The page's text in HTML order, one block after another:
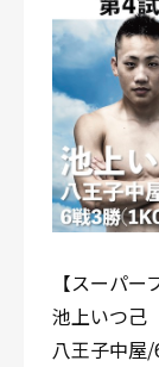
【スーパー
池上いつ己
八王子中屋